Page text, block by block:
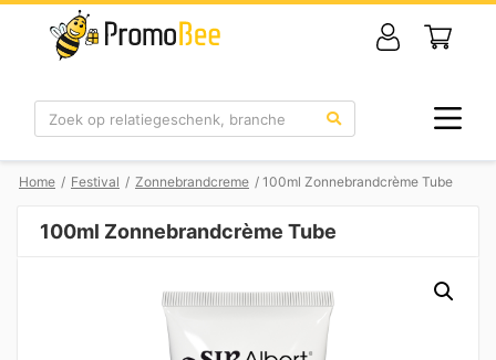
Zoek
Home / Festival / Zonnebrandcreme / 100ml Zonnebrandcrème Tube
100ml Zonnebrandcrème Tube